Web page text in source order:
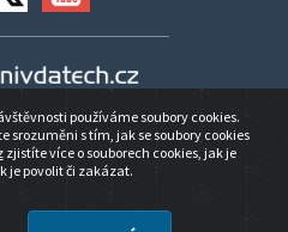
Vzdělávání v datech
o přístupnosti
INSPEKCE ČR
používáme soubory cookies.
srozuměni s tím, jak se soubory cookies
zjistíte více o souborech cookies, jak je
je povolit či zakázat.